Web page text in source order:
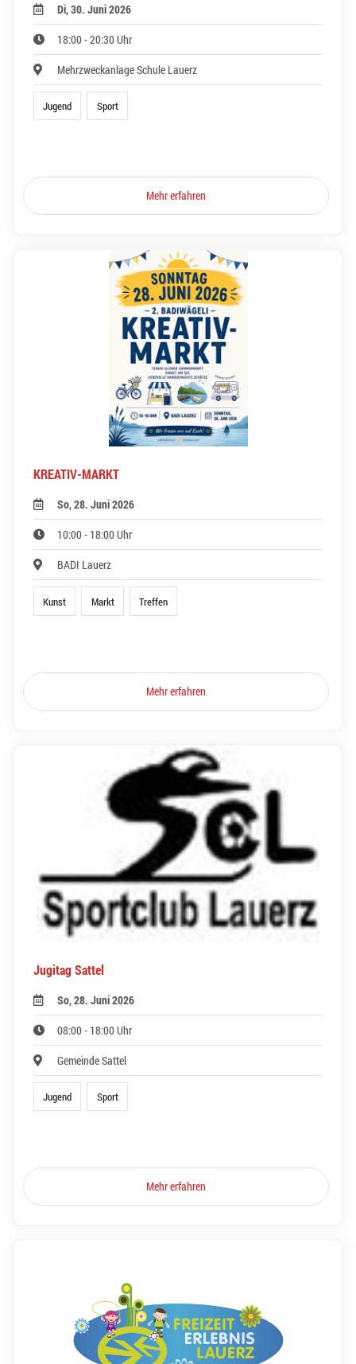
Di, 30. Juni 2026
18:00 - 20:30 Uhr
Mehrzweckanlage Schule Lauerz
Jugend Sport
Mehr erfahren
KREATIV-MARKT
So, 28. Juni 2026
10:00 - 18:00 Uhr
BADI Lauerz
Kunst Markt Treffen
Mehr erfahren
Jugitag Sattel
So, 28. Juni 2026
08:00 - 18:00 Uhr
Gemeinde Sattel
Jugend Sport
Mehr erfahren